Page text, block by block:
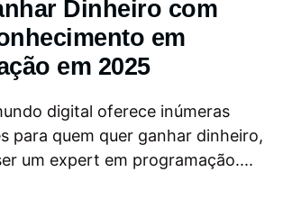
Dinheiro com
em
em 2025
digital oferece inúmeras
para quem quer ganhar dinheiro,
um expert em programação....